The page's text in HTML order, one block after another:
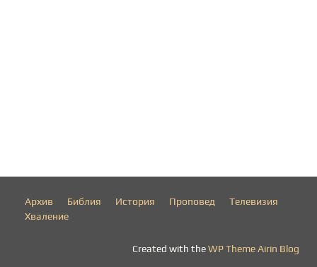
Архив Библия История Проповед
Телевизия
Хваление
Created with theWP Theme Airin Blog